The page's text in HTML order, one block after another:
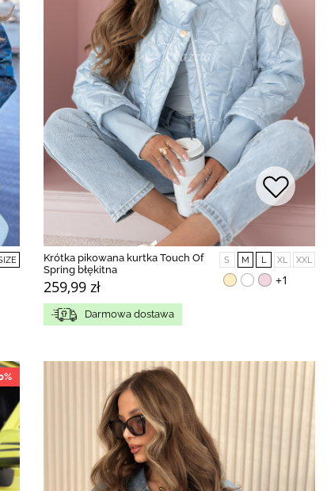
Krótka pikowana kurtka Touch Of
Spring błękitna
259,99 zł
S M L XL XXL
+1
Darmowa dostawa